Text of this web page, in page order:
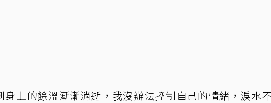
身上的餘溫漸漸消逝，我沒辦法控制自己的情緒，淚水